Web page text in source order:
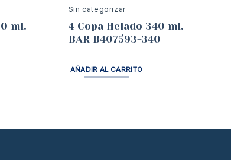
ml.
Sin categorizar
4 Copa Helado 340 ml.
BAR B407593-340
AÑADIR AL CARRITO